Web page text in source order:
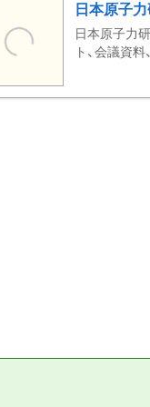
日本原子
日本原子力
ト、会議資